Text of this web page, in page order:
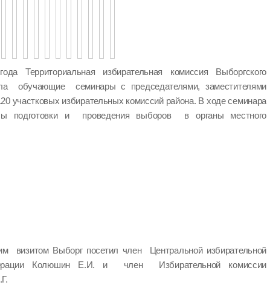
Территориальная избирательная комиссия Выборгского
обучающие семинары с председателями, заместителями
участковых избирательных комиссий района. В ходе семинара
подготовки и проведения выборов в органы местного
Выборг посетил член Центральной избирательной
Колюшин Е.И. и член Избирательной комиссии